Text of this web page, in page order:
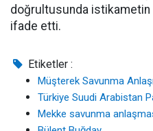
doğrultusunda
ifade etti.
Etiketler :
Müşterek Savunma
Türkiye Suudi Arabistan
Mekke savunma